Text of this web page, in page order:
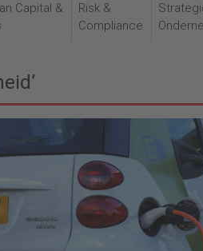
Capital &
Risk &
Compliance